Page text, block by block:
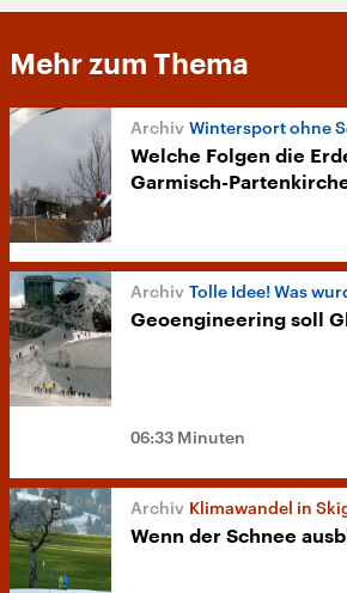
Mehr zum Thema
Wintersport ohne
Welche Folgen die
Garmisch-
Tolle Idee! Was
Geoengineering soll
06:33 Minuten
Klimawandel in
Wenn der Schnee